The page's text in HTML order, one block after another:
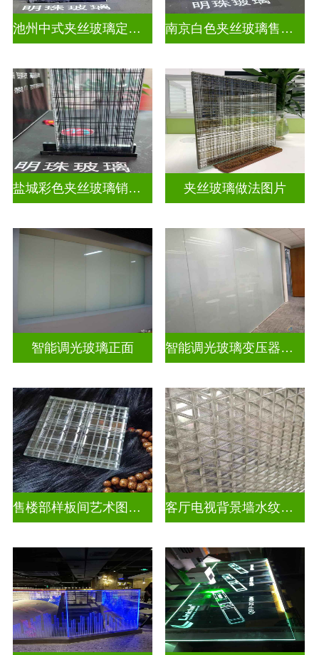
池州中式夹丝玻璃定做厂 南京白色夹丝玻璃售价多少
盐城彩色夹丝玻璃销售店 夹丝玻璃做法图片
智能调光玻璃正面 智能调光玻璃变压器的型号怎么看
售楼部样板间艺术图案车刻玻璃 客厅电视背景墙水纹车刻玻璃